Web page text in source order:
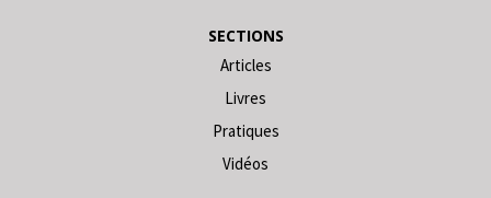
SECTIONS
Articles
Livres
Pratiques
Vidéos